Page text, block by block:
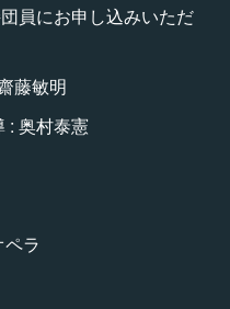
員にお申し込みいただ
藤敏明
: 奥村泰憲
ペラ